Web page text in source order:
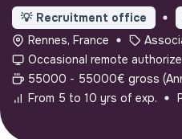
💡 Recruitment office
Rennes, France
Occasional remote
55000 - 55000€ gross
From 5 to 10 yrs of exp.